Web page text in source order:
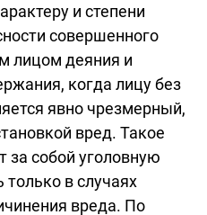
и степени
совершенного
лицом деяния и
когда лицу без
явно чрезмерный,
вред. Такое
за собой уголовную
только в случаях
вреда. По